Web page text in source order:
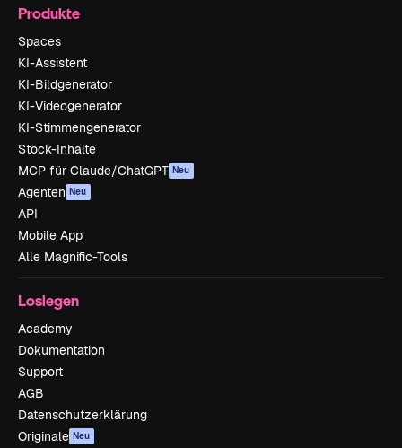
Produkte
Spaces
KI-Assistent
KI-Bildgenerator
KI-Videogenerator
KI-Stimmengenerator
Stock-Inhalte
MCP für Claude/ChatGPT Neu
Agenten Neu
API
Mobile App
Alle Magnific-Tools
Loslegen
Academy
Dokumentation
Support
AGB
Datenschutzerklärung
Originale Neu